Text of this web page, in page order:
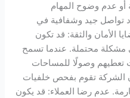
أو عدم وضوح المهام
تواصل جيد وشفافية في
الأمان والثقة: قد تكون
مشكلة محتملة. عندما تسمح
وصولًا للمساحات
الشركة تقوم بفحص خلفيات
عدم رضا العملاء: قد يكون